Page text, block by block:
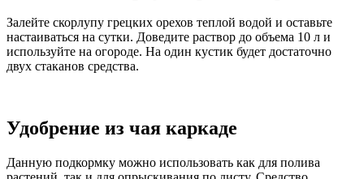
Залейте скорлупу грецких орехов теплой водой и оставьте
настаиваться на сутки. Доведите раствор до объема 10 л и
используйте на огороде. На один кустик будет достаточно
двух стаканов средства.
Удобрение из чая каркаде
Данную подкормку можно использовать как для полива